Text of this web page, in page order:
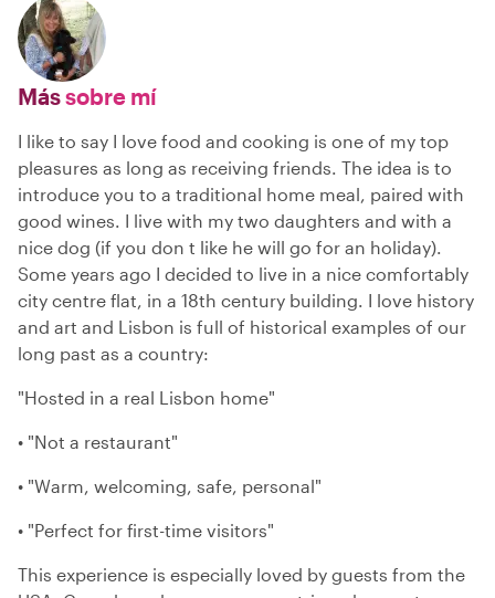
Mássobre mí
I like to say I love food and cooking is one of my top
pleasures as long as receiving friends. The idea is to
introduce you to a traditional home meal, paired with
good wines. I live with my two daughters and with a
nice dog (if you don t like he will go for an holiday).
Some years ago I decided to live in a nice comfortably
city centre flat, in a 18th century building. I love history
and art and Lisbon is full of historical examples of our
long past as a country:
"Hosted in a real Lisbon home"
• "Not a restaurant"
• "Warm, welcoming, safe, personal"
• "Perfect for first-time visitors"
This experience is especially loved by guests from the